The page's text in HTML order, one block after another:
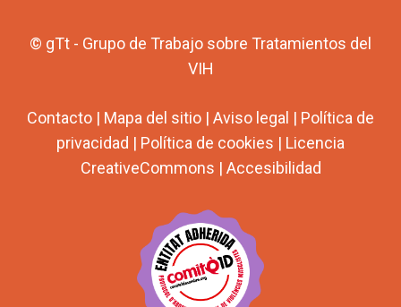
© gTt - Grupo de Trabajo sobre Tratamientos del
VIH
Contacto | Mapa del sitio | Aviso legal | Política de
privacidad | Política de cookies | Licencia
CreativeCommons | Accesibilidad